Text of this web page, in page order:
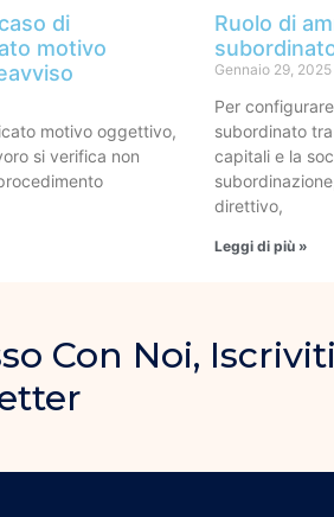
di
motivo
motivo oggettivo,
si verifica non
Ruolo di
Gennaio 29, 2025
Per
subordinato
capitali e la
direttivo,
Leggi di più »
Con Noi,